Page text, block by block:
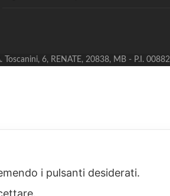
6, RENATE, 20838, MB - P.I.
i pulsanti desiderati.